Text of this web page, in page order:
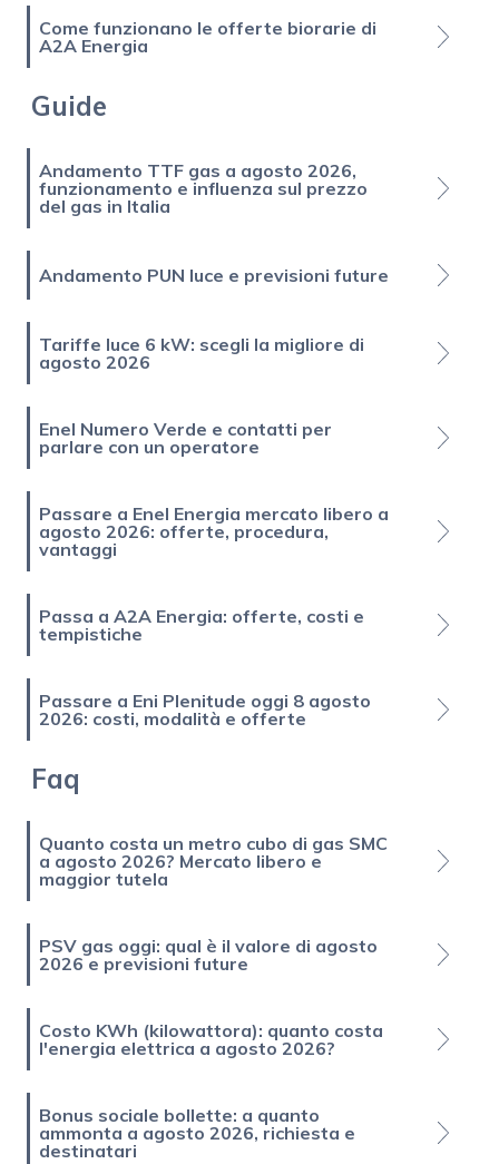
Come funzionano le offerte biorarie di
A2A Energia
Guide
Andamento TTF gas a agosto 2026,
funzionamento e influenza sul prezzo
del gas in Italia
Andamento PUN luce e previsioni future
Tariffe luce 6 kW: scegli la migliore di
agosto 2026
Enel Numero Verde e contatti per
parlare con un operatore
Passare a Enel Energia mercato libero a
agosto 2026: offerte, procedura,
vantaggi
Passa a A2A Energia: offerte, costi e
tempistiche
Passare a Eni Plenitude oggi 8 agosto
2026: costi, modalità e offerte
Faq
Quanto costa un metro cubo di gas SMC
a agosto 2026? Mercato libero e
maggior tutela
PSV gas oggi: qual è il valore di agosto
2026 e previsioni future
Costo KWh (kilowattora): quanto costa
l'energia elettrica a agosto 2026?
Bonus sociale bollette: a quanto
ammonta a agosto 2026, richiesta e
destinatari